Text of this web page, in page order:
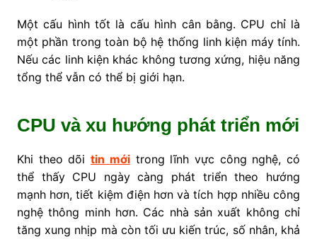
Một cấu hình tốt là cấu hình cân bằng. CPU chỉ là
một phần trong toàn bộ hệ thống linh kiện máy tính.
Nếu các linh kiện khác không tương xứng, hiệu năng
tổng thể vẫn có thể bị giới hạn.
CPU và xu hướng phát triển mới
Khi theo dõitin mớitrong lĩnh vực công nghệ, có
thể thấy CPU ngày càng phát triển theo hướng
mạnh hơn, tiết kiệm điện hơn và tích hợp nhiều công
nghệ thông minh hơn. Các nhà sản xuất không chỉ
tăng xung nhịp mà còn tối ưu kiến trúc, số nhân, khả